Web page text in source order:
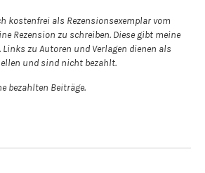
kostenfrei als Rezensionsexemplar vom
Rezension zu schreiben. Diese gibt meine
Links zu Autoren und Verlagen dienen als
und sind nicht bezahlt.
bezahlten Beiträge.